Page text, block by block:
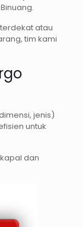
atau
tim kami
jenis)
untuk
dan